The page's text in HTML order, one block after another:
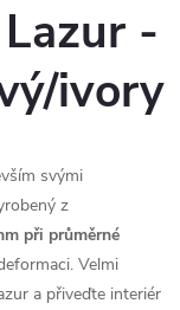
-
ivory
svými
z
při průměrné
Velmi
a přiveďte interiér